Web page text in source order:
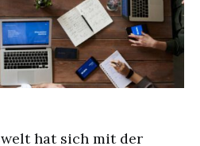
hat sich mit der